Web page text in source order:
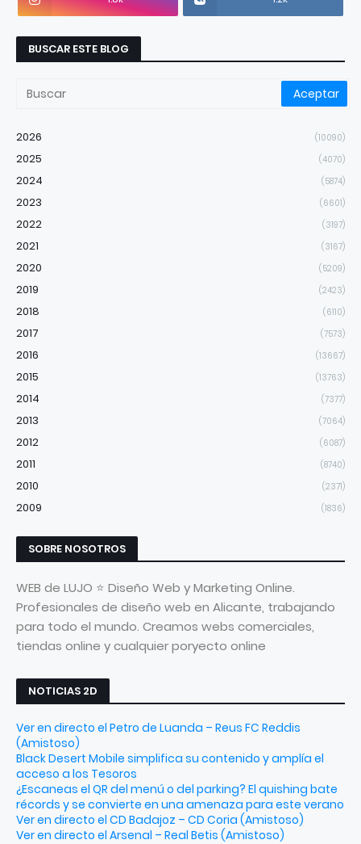
BUSCAR ESTE BLOG
2026 (10090)
2025 (4070)
2024 (5874)
2023 (6601)
2022 (3197)
2021 (3167)
2020 (5209)
2019 (2423)
2018 (6110)
2017 (7573)
2016 (13667)
2015 (13763)
2014 (7377)
2013 (7064)
2012 (6087)
2011 (8740)
2010 (2371)
2009 (1836)
SOBRE NOSOTROS
WEB de LUJO ⭐ Diseño Web y Marketing Online.
Profesionales de diseño web en Alicante, trabajando
para todo el mundo. Creamos webs comerciales,
tiendas online y cualquier poryecto online
NOTICIAS 2D
Ver en directo el Petro de Luanda – Reus FC Reddis
(Amistoso)
Black Desert Mobile simplifica su contenido y amplía el
acceso a los Tesoros
¿Escaneas el QR del menú o del parking? El quishing bate
récords y se convierte en una amenaza para este verano
Ver en directo el CD Badajoz – CD Coria (Amistoso)
Ver en directo el Arsenal – Real Betis (Amistoso)